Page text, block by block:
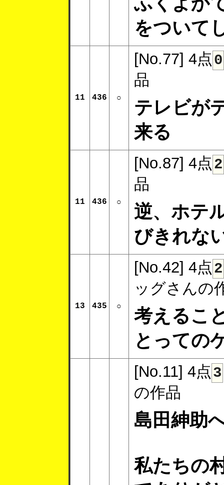
をついて
11 436 ○
[No.77] 4点 0
品
テレビが
来る
11 436 ○
[No.87] 4点 2
品
逆、ホテ
びきれな
13 435 ○
[No.42] 4点 2
ッグさんの
考えるこ
とっての
[No.11] 4点 3
の作品
島田紳助
私たちの